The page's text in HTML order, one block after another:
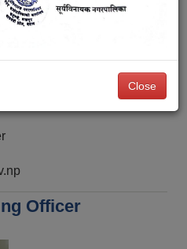
Officer
Close